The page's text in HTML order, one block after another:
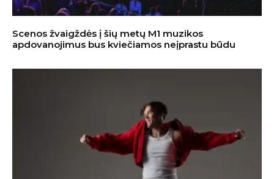
Scenos žvaigždės į šių metų M1 muzikos
apdovanojimus bus kviečiamos neįprastu būdu